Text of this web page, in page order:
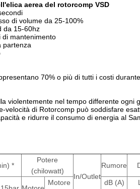
aerea del rotorcomp VSD
di volume da 25-100%
da 15-60hz
di mantenimento
partenza
70% o più di tutti i costi
violentemente nel tempo differente
velocità di Rotorcomp può soddisfare
e ridurre il consumo di energia al
*
Potere
(chilowatt)
In/Outlet
Rumore
Motore
dB (A)